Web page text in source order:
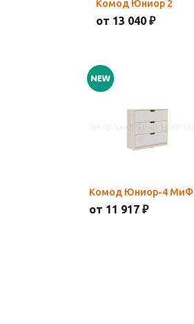
Комод Юниор 2
от 13 040 ₽
Комод Юниор-4 МиФ
от 11 917 ₽